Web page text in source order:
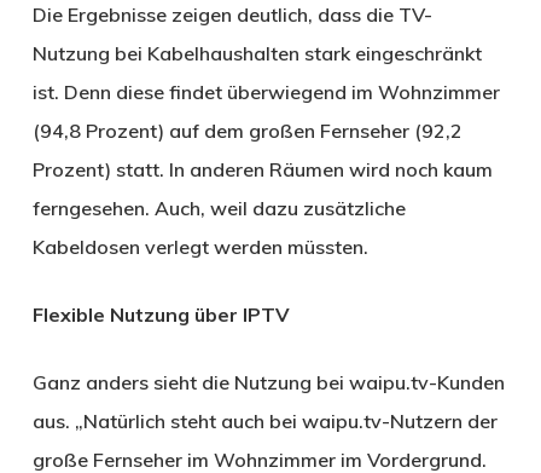
Die Ergebnisse zeigen deutlich, dass die TV-
Nutzung bei Kabelhaushalten stark eingeschränkt
ist. Denn diese findet überwiegend im Wohnzimmer
(94,8 Prozent) auf dem großen Fernseher (92,2
Prozent) statt. In anderen Räumen wird noch kaum
ferngesehen. Auch, weil dazu zusätzliche
Kabeldosen verlegt werden müssten.
Flexible Nutzung über IPTV
Ganz anders sieht die Nutzung bei waipu.tv-Kunden
aus. „Natürlich steht auch bei waipu.tv-Nutzern der
große Fernseher im Wohnzimmer im Vordergrund.